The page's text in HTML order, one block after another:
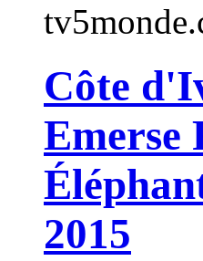
Côte
Emerse
2015